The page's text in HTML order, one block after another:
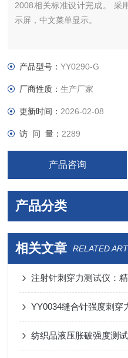
2008相关标准设计完成。 采
示屏，中文菜单显示。
产品型号：YY0290-G
厂商性质：生产厂家
更新时间： 2026-02-08
访 问 量： 2289
产品咨询
产品分类
相关文章 RELATED
YY0034缝合针强度刺穿
纺织品液压胀破强度测